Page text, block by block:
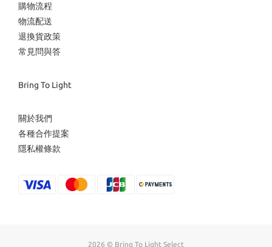
購物流程
物流配送
退換貨政策
常見問與答
Bring To Light
關於我們
各種合作提案
隱私權條款
2026 © Bring To Light Select